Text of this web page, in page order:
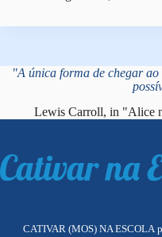
"A única forma de chegar
Lewis Carroll, in "Alice
CATIVAR (MOS) NA ESCOLA